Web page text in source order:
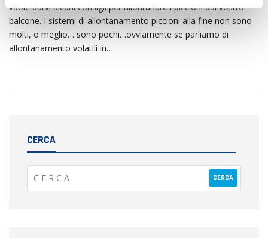
vuole darvi alcuni consigli per allontanare i piccioni dal vostro
balcone. I sistemi di allontanamento piccioni alla fine non sono
molti, o meglio… sono pochi…ovviamente se parliamo di
allontanamento volatili in…
CERCA